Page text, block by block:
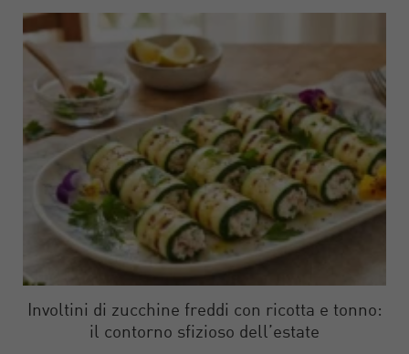
Involtini di zucchine freddi con ricotta e tonno:
il contorno sfizioso dell’estate